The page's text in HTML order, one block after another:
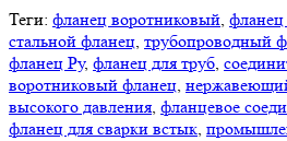
Теги: фланец воротниковый,
стальной фланец, трубопроводный
фланец Ру, фланец для труб,
воротниковый фланец,
высокого давления, фланцевое
фланец для сварки встык,